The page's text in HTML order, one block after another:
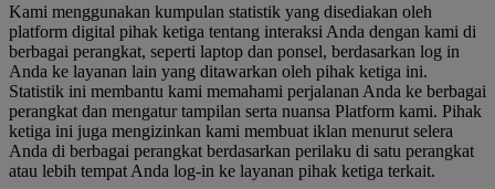
Kami menggunakan kumpulan statistik yang disediakan oleh
platform digital pihak ketiga tentang interaksi Anda dengan kami di
berbagai perangkat, seperti laptop dan ponsel, berdasarkan log in
Anda ke layanan lain yang ditawarkan oleh pihak ketiga ini.
Statistik ini membantu kami memahami perjalanan Anda ke berbagai
perangkat dan mengatur tampilan serta nuansa Platform kami. Pihak
ketiga ini juga mengizinkan kami membuat iklan menurut selera
Anda di berbagai perangkat berdasarkan perilaku di satu perangkat
atau lebih tempat Anda log-in ke layanan pihak ketiga terkait.